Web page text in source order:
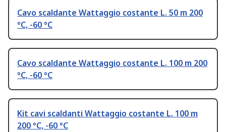
Cavo scaldante Wattaggio costante L. 50 m 200
°C, -60 °C
Cavo scaldante Wattaggio costante L. 100 m 200
°C, -60 °C
Kit cavi scaldanti Wattaggio costante L. 100 m
200 °C, -60 °C